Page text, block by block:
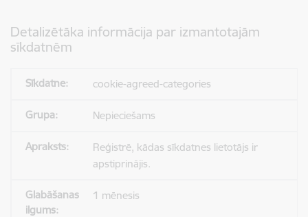
Detalizētāka informācija par izmantotajām
sīkdatnēm
cookie-agreed-categories
Nepieciešams
Reģistrē, kādas sīkdatnes lietotājs ir
apstiprinājis.
1 mēnesis